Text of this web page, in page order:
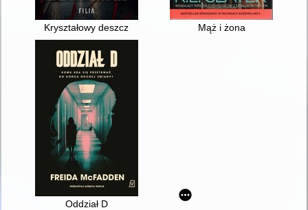
Kryształowy deszcz Mąż i żona
Oddział D